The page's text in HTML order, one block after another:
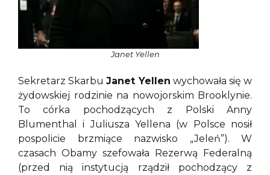
Janet Yellen
Sekretarz SkarbuJanet Yellen wychowała się w
żydowskiej rodzinie na nowojorskim Brooklynie.
To córka pochodzących z Polski Anny
Blumenthal i Juliusza Yellena (w Polsce nosił
pospolicie brzmiące nazwisko „Jeleń”). W
czasach Obamy szefowała Rezerwą Federalną
(przed nią instytucją rządził pochodzący z